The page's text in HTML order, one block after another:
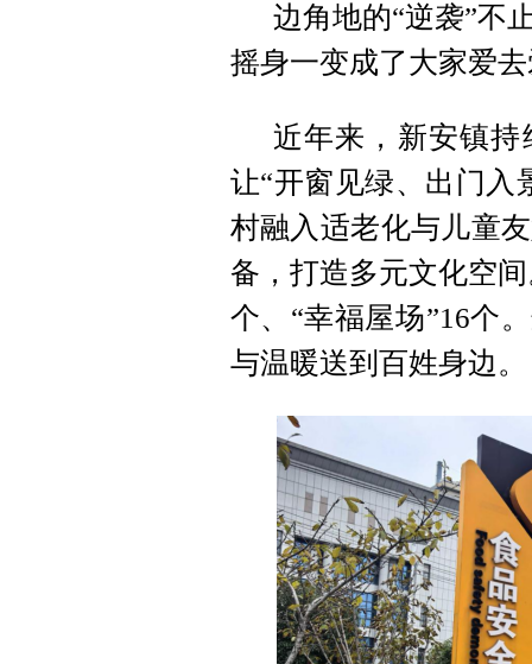
边角地的“逆袭”不
摇身一变成了大家爱
近年来，新安镇持
让“开窗见绿、出门入
村融入适老化与儿童
备，打造多元文化空
个、“幸福屋场”16个
与温暖送到百姓身边。